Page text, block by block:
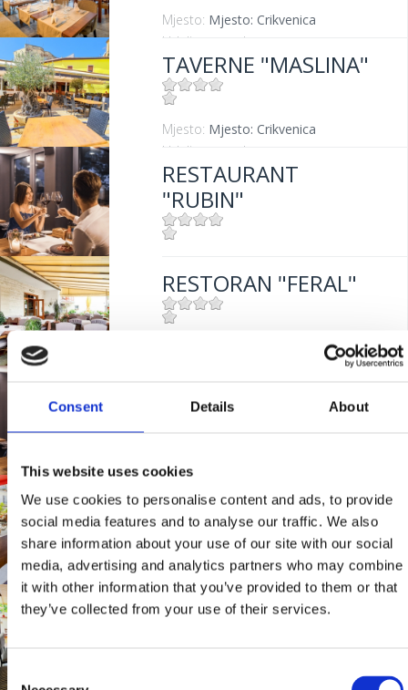
Consent Details About
This website uses cookies
We use cookies to personalise content and ads, to provide
social media features and to analyse our traffic. We also
share information about your use of our site with our social
media, advertising and analytics partners who may combine
it with other information that you’ve provided to them or that
they’ve collected from your use of their services.
Consent
Mjesto: Mjesto: Crikvenica
Udaljenost od mora:
TAVERNE "MASLINA"
Mjesto: Mjesto: Crikvenica
Udaljenost od mora:
RESTAURANT
"RUBIN"
RESTORAN "FERAL"
CRIKVENICA"
Mjesto:
Udaljenost od mora:10 m
TAVERN "KAROCA"
Mjesto:Mjesto: Crikvenica
Udaljenost od mora:400 m
RESTAURANT